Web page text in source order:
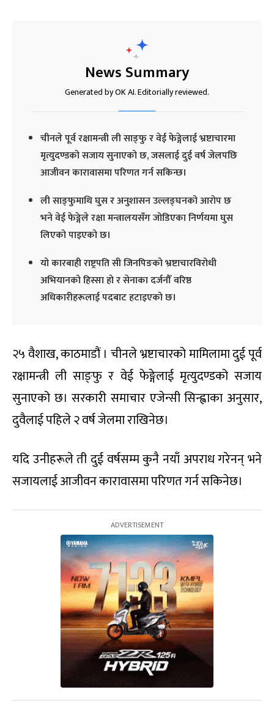
News Summary
Generated by OK AI. Editorially reviewed.
चीनले पूर्व रक्षामन्त्री ली साङ्फु र वेई फेङ्गेलाई भ्रष्टाचारमा
मृत्युदण्डको सजाय सुनाएको छ, जसलाई दुई वर्ष जेलपछि
आजीवन कारावासमा परिणत गर्न सकिन्छ।
ली साङ्फुमाथि घुस र अनुशासन उल्लङ्घनको आरोप छ
भने वेई फेङ्गेले रक्षा मन्त्रालयसँग जोडिएका निर्णयमा घुस
लिएको पाइएको छ।
यो कारबाही राष्ट्रपति सी जिनपिङको भ्रष्टाचारविरोधी
अभियानको हिस्सा हो र सेनाका दर्जनौँ वरिष्ठ
अधिकारीहरूलाई पदबाट हटाइएको छ।
२५ वैशाख, काठमाडौं । चीनले भ्रष्टाचारको मामिलामा दुई पूर्व
रक्षामन्त्री ली साङ्फु र वेई फेङ्गेलाई मृत्युदण्डको सजाय
सुनाएको छ। सरकारी समाचार एजेन्सी सिन्ह्वाका अनुसार,
दुवैलाई पहिले २ वर्ष जेलमा राखिनेछ।
यदि उनीहरूले ती दुई वर्षसम्म कुनै नयाँ अपराध गरेनन् भने
सजायलाई आजीवन कारावासमा परिणत गर्न सकिनेछ।